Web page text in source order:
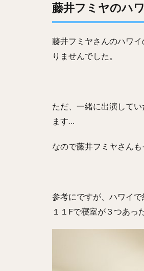
藤井フミヤのハ
藤井フミヤさんのハワ
りませんでした。
ただ、一緒に出演して
ます…
なので藤井フミヤさん
参考にですが、ハワイで
１１Fで寝室が３つあっ